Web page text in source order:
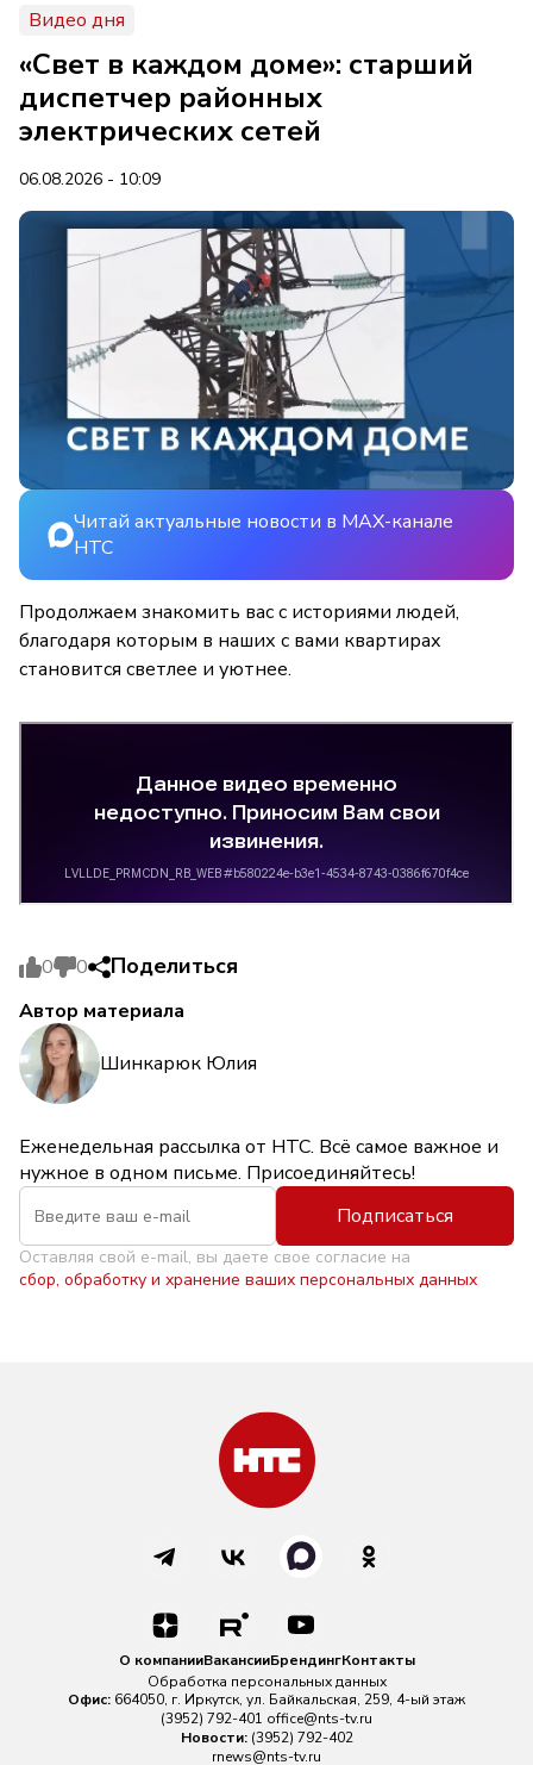
Видео дня
«Свет в каждом доме»: старший
диспетчер районных
электрических сетей
06.08.2026 - 10:09
Читай актуальные новости в MAX-канале
НТС
Продолжаем знакомить вас с историями людей,
благодаря которым в наших с вами квартирах
становится светлее и уютнее.
0 0 Поделиться
Автор материала
Шинкарюк Юлия
Еженедельная рассылка от НТС. Всё самое важное и
нужное в одном письме. Присоединяйтесь!
Подписаться
Оставляя свой e-mail, вы даете свое согласие на
сбор, обработку и хранение ваших персональных данных
О компанииВакансииБрендингКонтакты
Обработка персональных данных
Офис: 664050, г. Иркутск, ул. Байкальская, 259, 4-ый этаж
(3952) 792-401 office@nts-tv.ru
Новости: (3952) 792-402
rnews@nts-tv.ru